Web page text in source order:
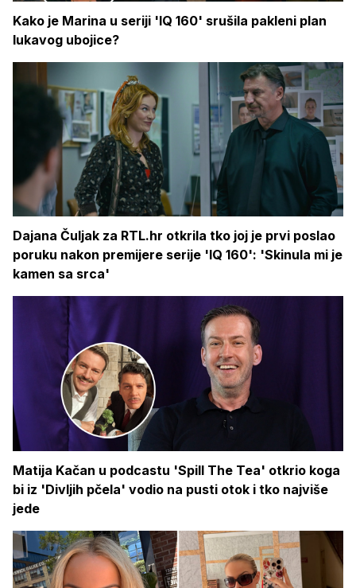
Kako je Marina u seriji 'IQ 160' srušila pakleni plan
lukavog ubojice?
Dajana Čuljak za RTL.hr otkrila tko joj je prvi poslao
poruku nakon premijere serije 'IQ 160': 'Skinula mi je
kamen sa srca'
Matija Kačan u podcastu 'Spill The Tea' otkrio koga
bi iz 'Divljih pčela' vodio na pusti otok i tko najviše
jede